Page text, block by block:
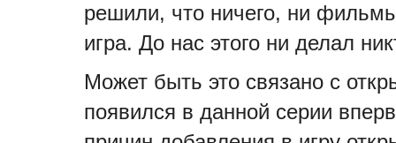
решили, что ничего, ни
игра. До нас этого ни делал
Может быть это связано с
появился в данной серии